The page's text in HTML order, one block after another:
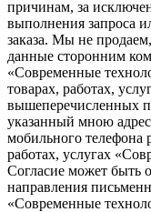
причинам, за
выполнения запроса
заказа. Мы не
данные сторонним
«Современные
товарах, работах,
вышеперечисленных
указанный мною
мобильного телефона
работах, услугах
Согласие может быть
направления
«Современные